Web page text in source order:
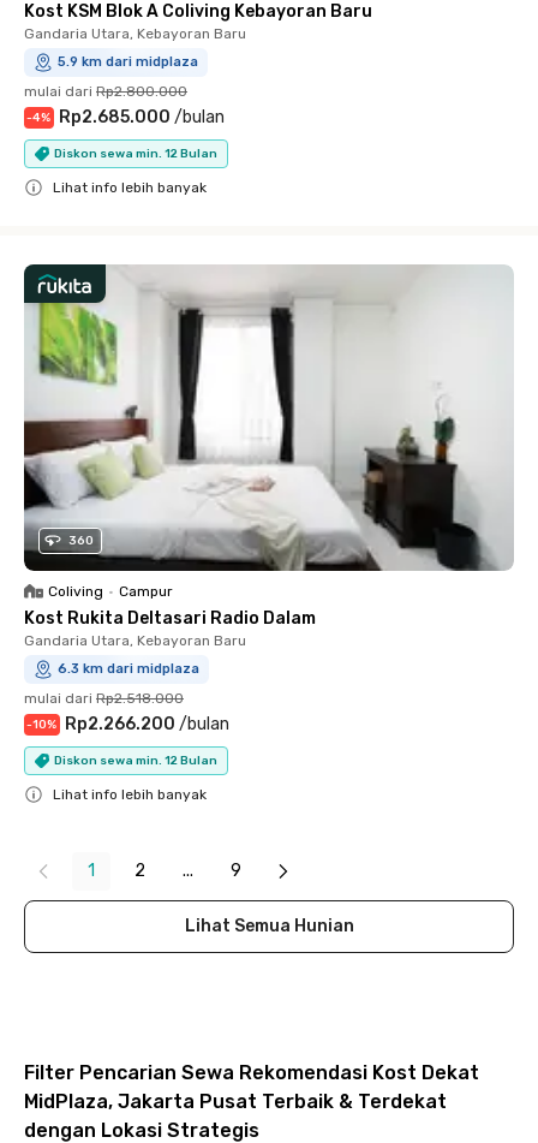
Kost KSM Blok A Coliving Kebayoran Baru
Gandaria Utara, Kebayoran Baru
5.9 km dari midplaza
mulai dari Rp2.800.000
-4% Rp2.685.000 /bulan
Diskon sewa min. 12 Bulan
Lihat info lebih banyak
360
Coliving • Campur
Kost Rukita Deltasari Radio Dalam
Gandaria Utara, Kebayoran Baru
6.3 km dari midplaza
mulai dari Rp2.518.000
-10% Rp2.266.200 /bulan
Diskon sewa min. 12 Bulan
Lihat info lebih banyak
1 2 ... 9
Lihat Semua Hunian
Filter Pencarian Sewa Rekomendasi Kost Dekat
MidPlaza, Jakarta Pusat Terbaik & Terdekat
dengan Lokasi Strategis